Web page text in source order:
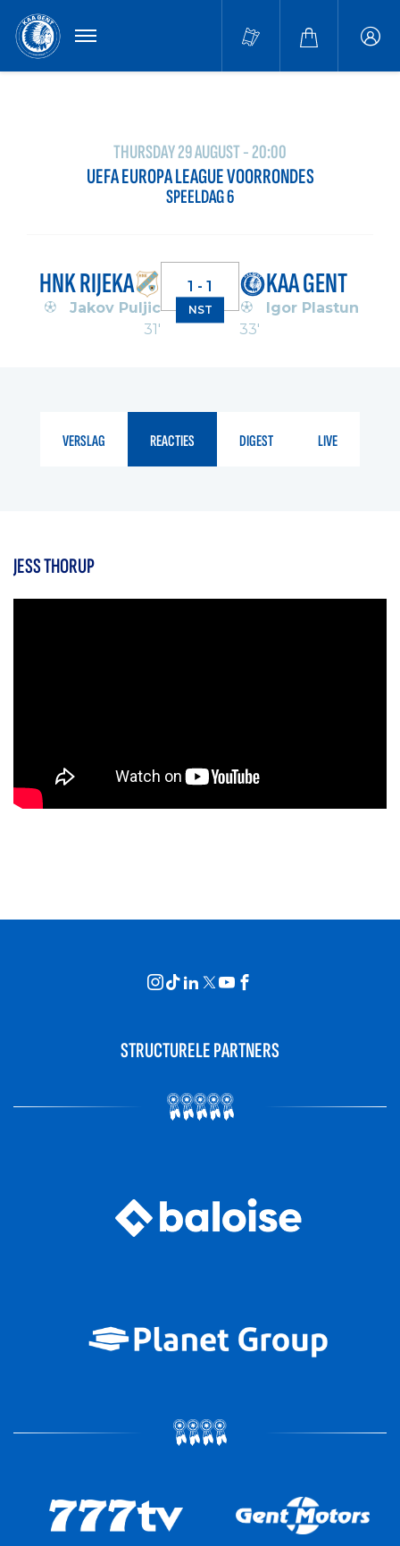
MENU
THURSDAY 29 AUGUST - 20:00
UEFA EUROPA LEAGUE VOORRONDES
SPEELDAG 6
HNK RIJEKA
Jakov Puljic
31'
1 - 1
NST
KAA GENT
Igor Plastun
33'
VERSLAG REACTIES DIGEST LIVE
JESS THORUP
STRUCTURELE PARTNERS